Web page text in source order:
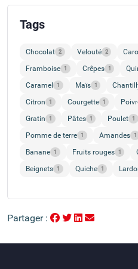
Tags
Chocolat 2 Velouté 2
Framboise 1 Crêpes 1
Caramel 1 Maïs 1
Citron 1 Courgette 1
Gratin 1 Pâtes 1 Poulet 1
Pomme de terre 1 Amandes 1
Banane 1 Fruits rouges 1
Beignets 1 Quiche 1
Partager :